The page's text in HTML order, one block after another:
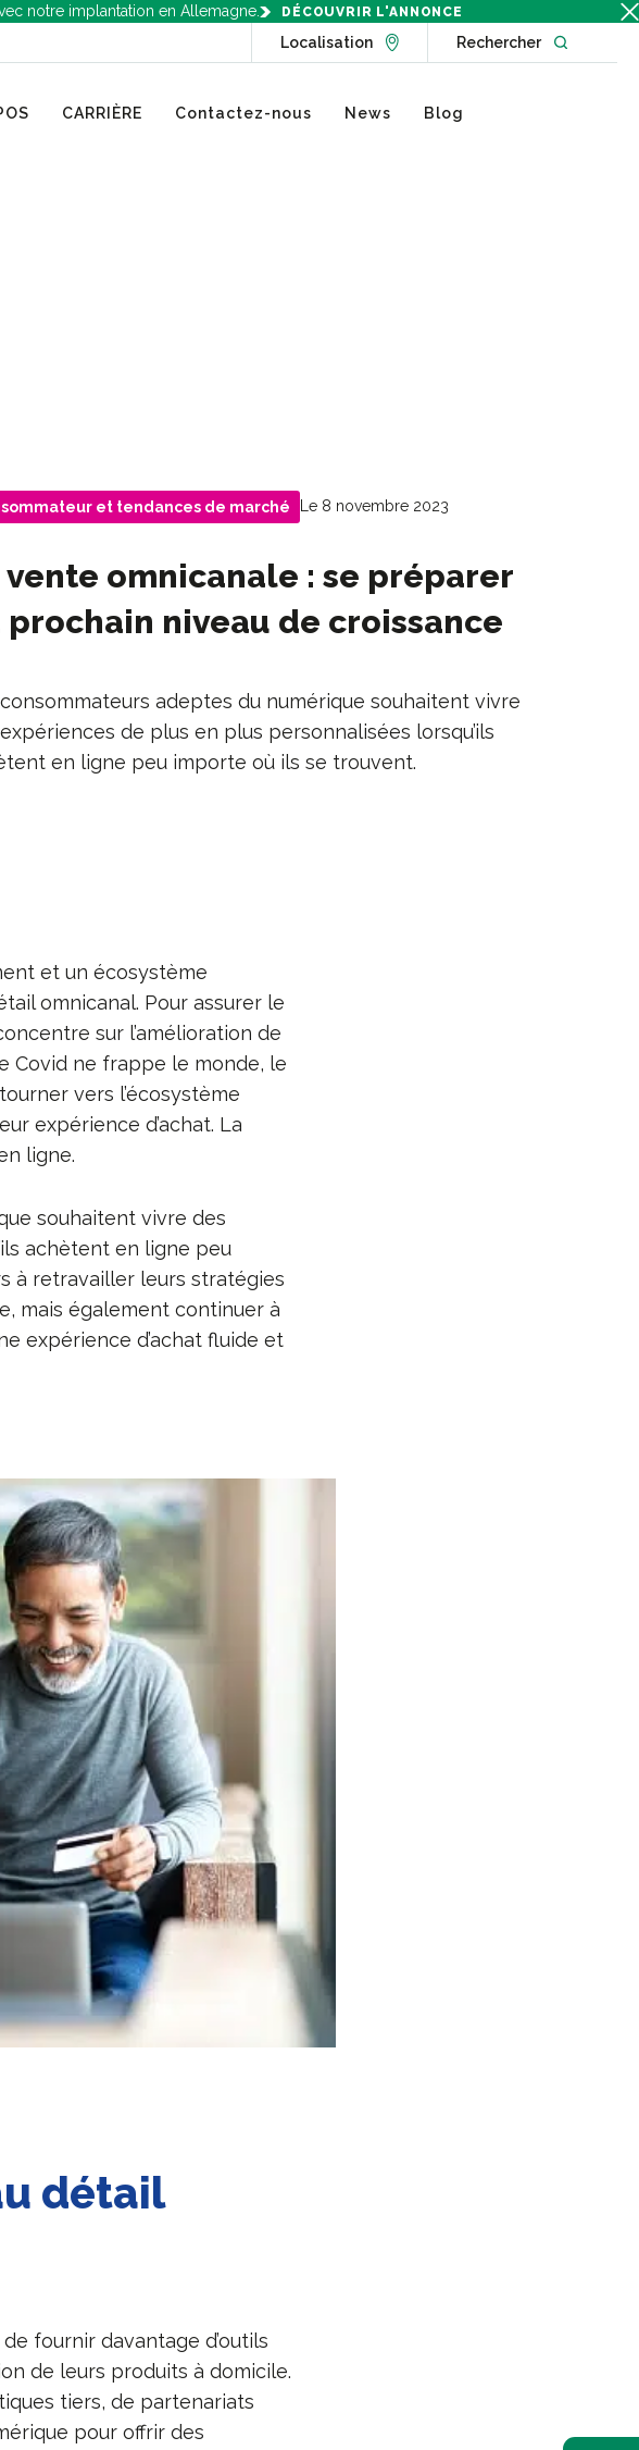
notre implantation en Allemagne. DÉCOUVRIR L'ANNONCE
LocalisationGo to Locations page
RechercherOpen
CARRIÈRE Contactez-nous News Blog
et tendances de marché Le 8 novembre 2023
vente omnicanale : se préparer
prochain niveau de croissance
adeptes du numérique souhaitent vivre
de plus en plus personnalisées lorsqu’ils
en ligne peu importe où ils se trouvent.
et un écosystème
omnicanal. Pour assurer le
sur l’amélioration de
Covid ne frappe le monde, le
vers l’écosystème
expérience d’achat. La
ligne.
souhaitent vivre des
achètent en ligne peu
à retravailler leurs stratégies
mais également continuer à
expérience d’achat fluide et
détail
fournir davantage d’outils
de leurs produits à domicile.
tiers, de partenariats
pour offrir des